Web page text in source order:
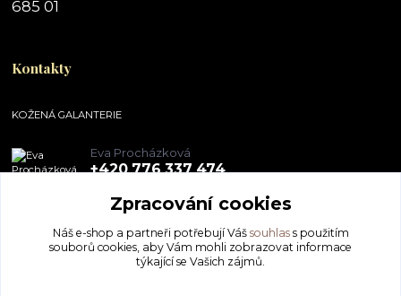
685 01
Kontakty
KOŽENÁ GALANTERIE
Eva Procházková
+420 776 337 474
obchod@pegal.cz
Zpracování cookies
Náš e-shop a partneři potřebují Váš souhlass použitím
souborů cookies, aby Vám mohli zobrazovat informace
týkající se Vašich zájmů.